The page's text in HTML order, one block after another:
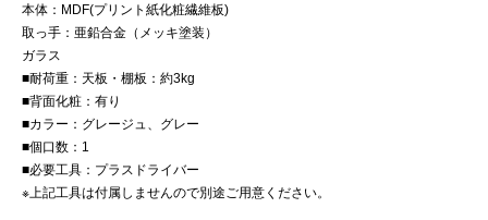
本体：MDF(プリント紙化粧繊維板)
取っ手：亜鉛合金（メッキ塗装）
ガラス
■耐荷重：天板・棚板：約3kg
■背面化粧：有り
■カラー：グレージュ、グレー
■個口数：1
■必要工具：プラスドライバー
※上記工具は付属しませんので別途ご用意ください。